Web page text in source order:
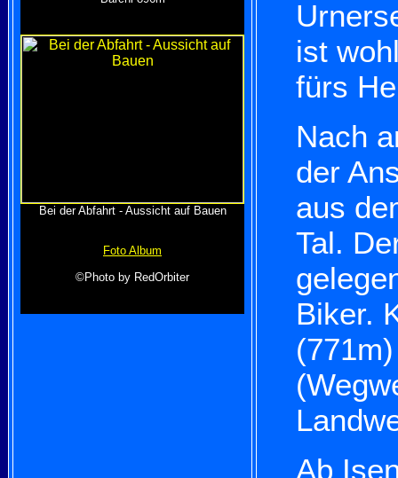
Bei der Abfahrt - Aussicht auf Bauen
Foto Album
©Photo by RedOrbiter
ist
fürs
Nach
der
aus
Tal.
Biker.
Ab